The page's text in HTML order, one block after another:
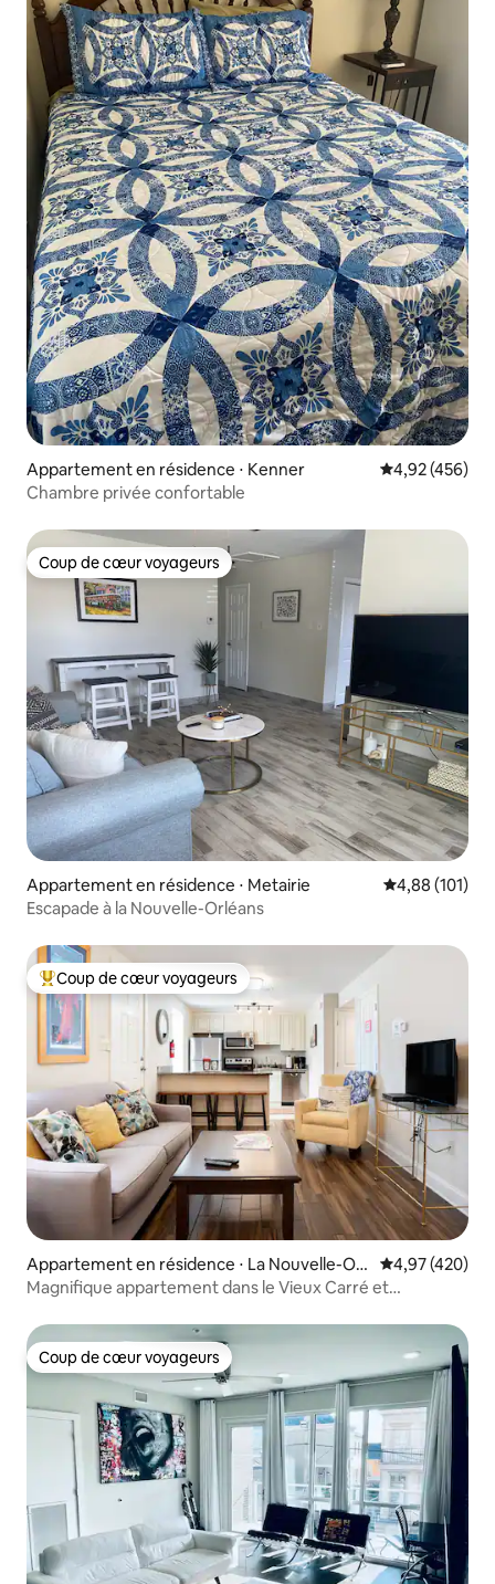
Appartement en résidence ⋅ Kenner Évaluation
4,92 (456)
Chambre privée confortable
Coup de cœur voyageurs
Coup de cœur voyageurs
Appartement en résidence ⋅ Metairie Évaluation
4,88 (101)
Escapade à la Nouvelle-Orléans
Coups de cœur voyageurs les plus appréciés
Coup de cœur voyageurs
Appartement en résidence ⋅ La Nouvelle-Orl
éans
Évaluation
4,97 (420)
Magnifique appartement dans le Vieux Carré et
Coup de cœur voyageurs
Coup de cœur voyageurs